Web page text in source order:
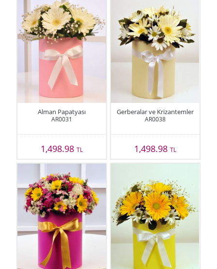
Alman Papatyası
AR0031
1,498.98TL
Gerberalar ve Krizantemler
AR0038
1,498.98 TL